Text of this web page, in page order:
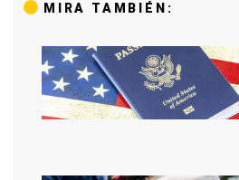
MIRA TAMBIÉN: